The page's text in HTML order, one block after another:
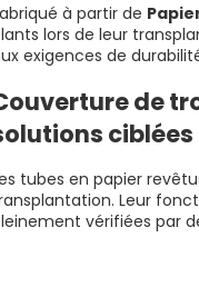
à partir de
lors de leur
exigences de
de
ciblées
tubes en papier
Leur
vérifiées par